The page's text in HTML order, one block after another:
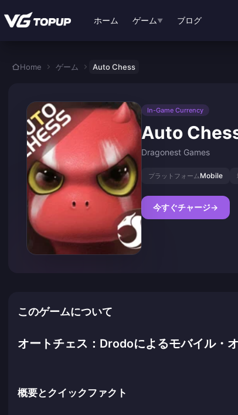
ホーム ゲーム ▼ ブログ
Home ゲーム Auto Chess
In-Game Currency
Auto
Dragonest Games
プラットフォームMobile
今すぐチャージ→
このゲームについて
オートチェス：Drodoによるモバイル・
概要とクイックファクト